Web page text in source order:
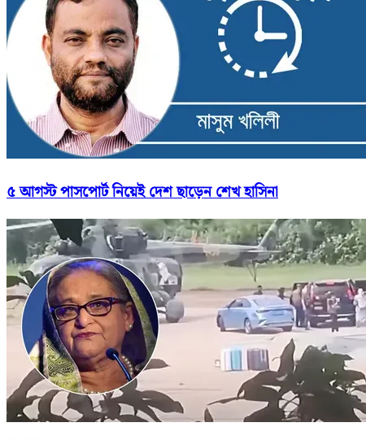
৫ আগস্ট পাসপোর্ট নিয়েই দেশ ছাড়েন শেখ হাসিনা